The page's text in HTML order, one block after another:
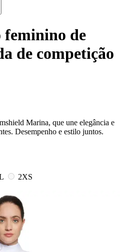
feminino de
de competição
Marina, que une elegância e
Desempenho e estilo juntos.
2XS